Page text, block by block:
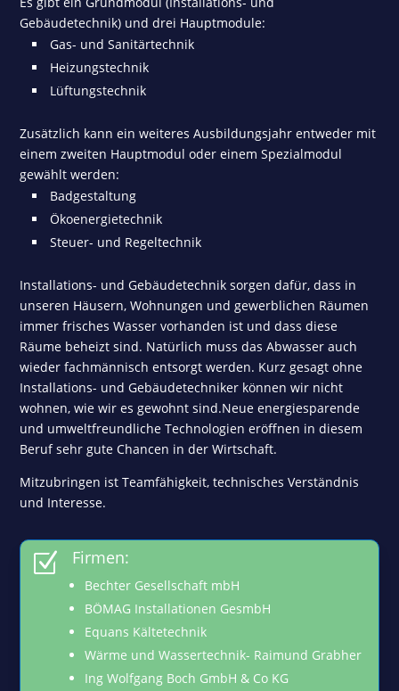
Gebäudetechnik) und drei Hauptmodule:
Gas- und Sanitärtechnik
Heizungstechnik
Lüftungstechnik
Zusätzlich kann ein weiteres Ausbildungsjahr entweder mit
einem zweiten Hauptmodul oder einem Spezialmodul
gewählt werden:
Badgestaltung
Ökoenergietechnik
Steuer- und Regeltechnik
Installations- und Gebäudetechnik sorgen dafür, dass in
unseren Häusern, Wohnungen und gewerblichen Räumen
immer frisches Wasser vorhanden ist und dass diese
Räume beheizt sind. Natürlich muss das Abwasser auch
wieder fachmännisch entsorgt werden. Kurz gesagt ohne
Installations- und Gebäudetechniker können wir nicht
wohnen, wie wir es gewohnt sind.Neue energiesparende
und umweltfreundliche Technologien eröffnen in diesem
Beruf sehr gute Chancen in der Wirtschaft.
Mitzubringen ist Teamfähigkeit, technisches Verständnis
und Interesse.
Z Firmen:
Bechter Gesellschaft mbH
BÖMAG Installationen GesmbH
Equans Kältetechnik
Wärme und Wassertechnik- Raimund Grabher
Ing Wolfgang Boch GmbH & Co KG